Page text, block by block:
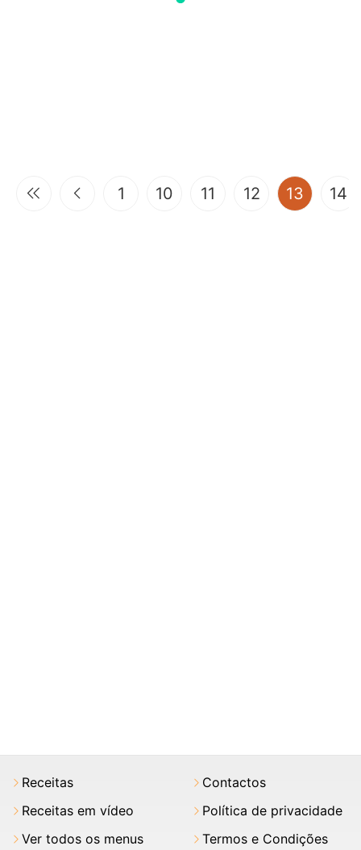
1 10 11 12 13 14
Receitas
Receitas em vídeo
Ver todos os menus
Contactos
Política de privacidade
Termos e Condições